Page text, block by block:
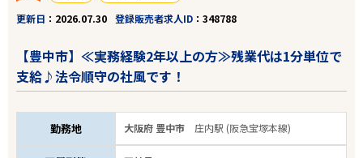
更新日
2026.07.30 登録販売者求人ID 348788
【豊中市】≪実務経験2年以上の方≫残業代は1分単位で
支給♪法令順守の社風です！
勤務地 大阪府 豊中市 庄内駅 (阪急宝塚本線)